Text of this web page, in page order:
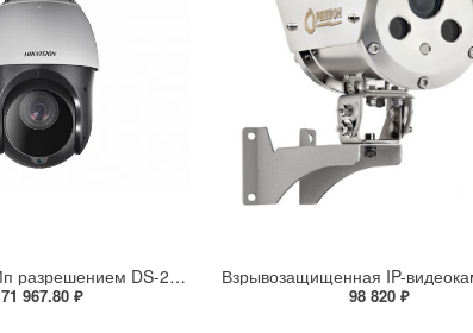
IP-камера с 2Мп разрешением DS-2DE4225IW-DE(S5)
71 967.80 ₽ 98 820 ₽